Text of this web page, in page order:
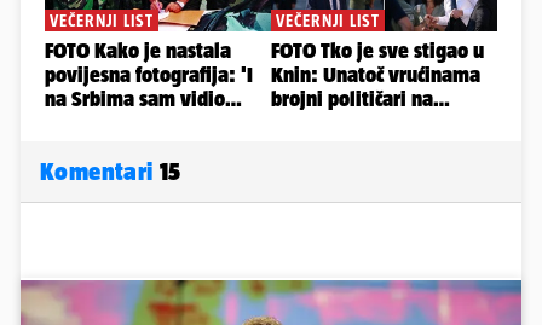
Komentari 15